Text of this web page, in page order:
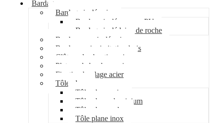
Bardage
Bardage isolé acier
Bardage isolé mousse PU
Bardage isolé laine de roche
Bardage non isolé acier
Bardage acier imitation bois
Clôture de chantier acier
Plateau de bardage acier
Fixation bardage acier
Tôle plane
Tôle plane acier
Tôle plane aluminium
Tôle plane galva
Tôle plane inox